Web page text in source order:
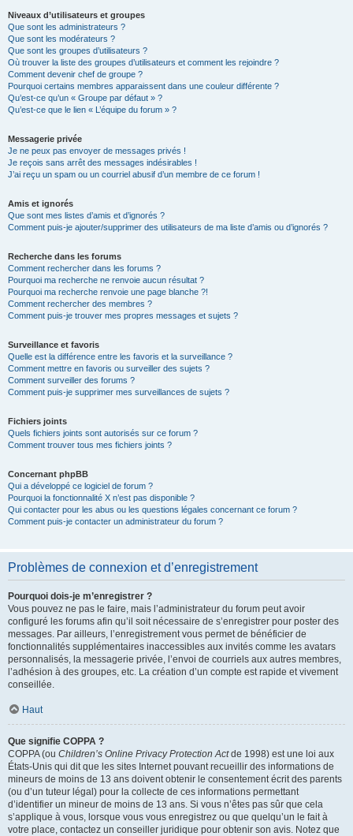
Niveaux d’utilisateurs et groupes
Que sont les administrateurs ?
Que sont les modérateurs ?
Que sont les groupes d’utilisateurs ?
Où trouver la liste des groupes d’utilisateurs et comment les rejoindre ?
Comment devenir chef de groupe ?
Pourquoi certains membres apparaissent dans une couleur différente ?
Qu’est-ce qu’un « Groupe par défaut » ?
Qu’est-ce que le lien « L’équipe du forum » ?
Messagerie privée
Je ne peux pas envoyer de messages privés !
Je reçois sans arrêt des messages indésirables !
J’ai reçu un spam ou un courriel abusif d’un membre de ce forum !
Amis et ignorés
Que sont mes listes d’amis et d’ignorés ?
Comment puis-je ajouter/supprimer des utilisateurs de ma liste d’amis ou d’ignorés ?
Recherche dans les forums
Comment rechercher dans les forums ?
Pourquoi ma recherche ne renvoie aucun résultat ?
Pourquoi ma recherche renvoie une page blanche ?!
Comment rechercher des membres ?
Comment puis-je trouver mes propres messages et sujets ?
Surveillance et favoris
Quelle est la différence entre les favoris et la surveillance ?
Comment mettre en favoris ou surveiller des sujets ?
Comment surveiller des forums ?
Comment puis-je supprimer mes surveillances de sujets ?
Fichiers joints
Quels fichiers joints sont autorisés sur ce forum ?
Comment trouver tous mes fichiers joints ?
Concernant phpBB
Qui a développé ce logiciel de forum ?
Pourquoi la fonctionnalité X n’est pas disponible ?
Qui contacter pour les abus ou les questions légales concernant ce forum ?
Comment puis-je contacter un administrateur du forum ?
Problèmes de connexion et d’enregistrement
Pourquoi dois-je m’enregistrer ?
Vous pouvez ne pas le faire, mais l’administrateur du forum peut avoir
configuré les forums afin qu’il soit nécessaire de s’enregistrer pour poster des
messages. Par ailleurs, l’enregistrement vous permet de bénéficier de
fonctionnalités supplémentaires inaccessibles aux invités comme les avatars
personnalisés, la messagerie privée, l’envoi de courriels aux autres membres,
l’adhésion à des groupes, etc. La création d’un compte est rapide et vivement
conseillée.
Haut
Que signifie COPPA ?
COPPA (ou Children’s Online Privacy Protection Actde 1998) est une loi aux
États-Unis qui dit que les sites Internet pouvant recueillir des informations de
mineurs de moins de 13 ans doivent obtenir le consentement écrit des parents
(ou d’un tuteur légal) pour la collecte de ces informations permettant
d’identifier un mineur de moins de 13 ans. Si vous n’êtes pas sûr que cela
s’applique à vous, lorsque vous vous enregistrez ou que quelqu’un le fait à
votre place, contactez un conseiller juridique pour obtenir son avis. Notez que